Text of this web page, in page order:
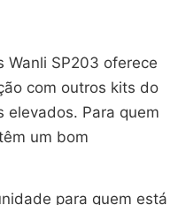
SP203 oferece
com outros kits do
elevados. Para quem
um bom
para quem está